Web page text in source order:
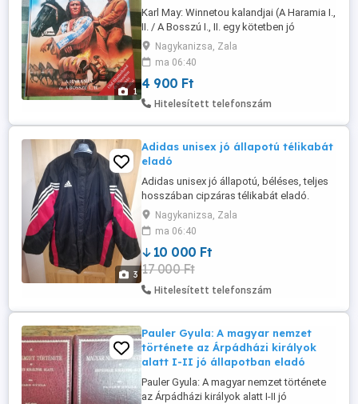
1
Karl May: Winnetou kalandjai (A Haramia I.,
II. / A Bosszú I., II. egy kötetben jó
állapotban eladó! Ár: 4900 Ft Átvehető
Nagykanizsán, postázni tudom.
Érdeklődni: a 30/427-7142-s telefonon.
Nagykanizsa, Zala
ma 06:40
4 900 Ft
Hitelesített telefonszám
3
Adidas unisex jó állapotú télikabát
eladó
Adidas unisex jó állapotú, béléses, teljes
hosszában cipzáras télikabát eladó.
Méret: 42-44. Kb. 185-190 cm magas
embereknek ideális méret. Anyaga: 100 %
polyamid. Ár: 10000 Ft. Átvehető
Nagykanizsán.
Nagykanizsa, Zala
ma 06:40
10 000 Ft
17 000 Ft
Hitelesített telefonszám
Pauler Gyula: A magyar nemzet
története az Árpádházi királyok
alatt I-II jó állapotban eladó
Pauler Gyula: A magyar nemzet története
az Árpádházi királyok alatt I-II jó